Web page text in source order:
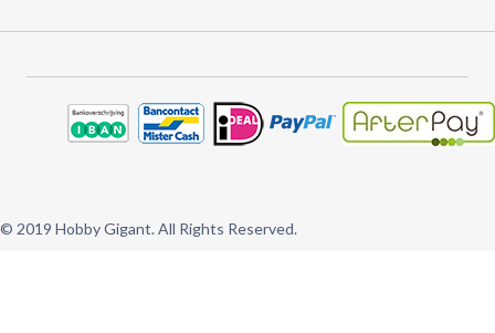
© 2019 Hobby Gigant. All Rights Reserved.